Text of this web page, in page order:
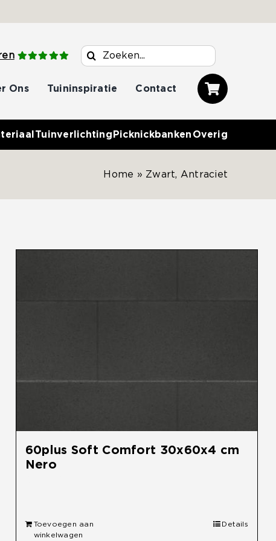
Zoeken
naar:
Ons Tuininspiratie Contact
Tuinverlichting Picknickbanken Overig
Home » Zwart, Antraciet
60plus Soft Comfort 30x60x4 cm
Nero
Toevoegen aan
winkelwagen
Details